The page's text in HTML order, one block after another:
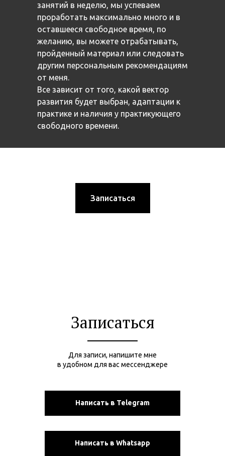
занятий в неделю, мы успеваем
проработать максимально много и в
оставшееся свободное время, по
желанию, вы можете отрабатывать,
пройденный материал или следовать
другим персональным рекомендациям
от меня.
Все зависит от того, какой вектор
развития будет выбран, адаптации к
практике и наличия у практикующего
свободного времени.
Запиcаться
Написать в Telegram
Написать в Whatsapp
Для записи, напишите мне
в удобном для вас мессенджере
Записаться